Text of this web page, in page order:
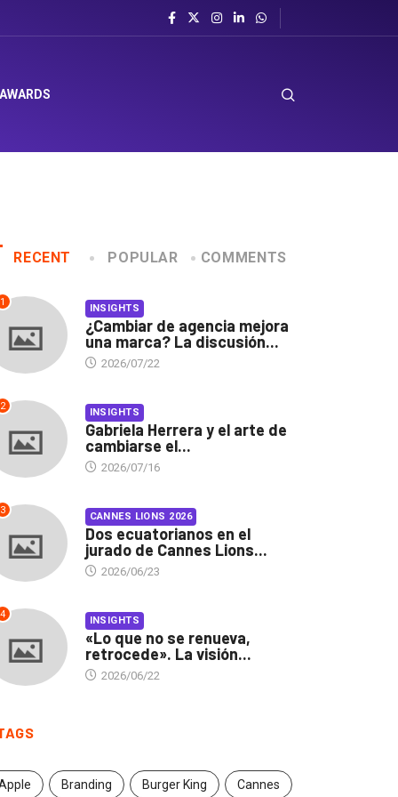
RECENT POPULAR COMMENTS
1 INSIGHTS
¿Cambiar de agencia mejora
una marca? La discusión...
2026/07/22
2 INSIGHTS
Gabriela Herrera y el arte de
cambiarse el...
2026/07/16
3 CANNES LIONS 2026
Dos ecuatorianos en el
jurado de Cannes Lions...
2026/06/23
4 INSIGHTS
«Lo que no se renueva,
retrocede». La visión...
2026/06/22
Branding Burger King Cannes